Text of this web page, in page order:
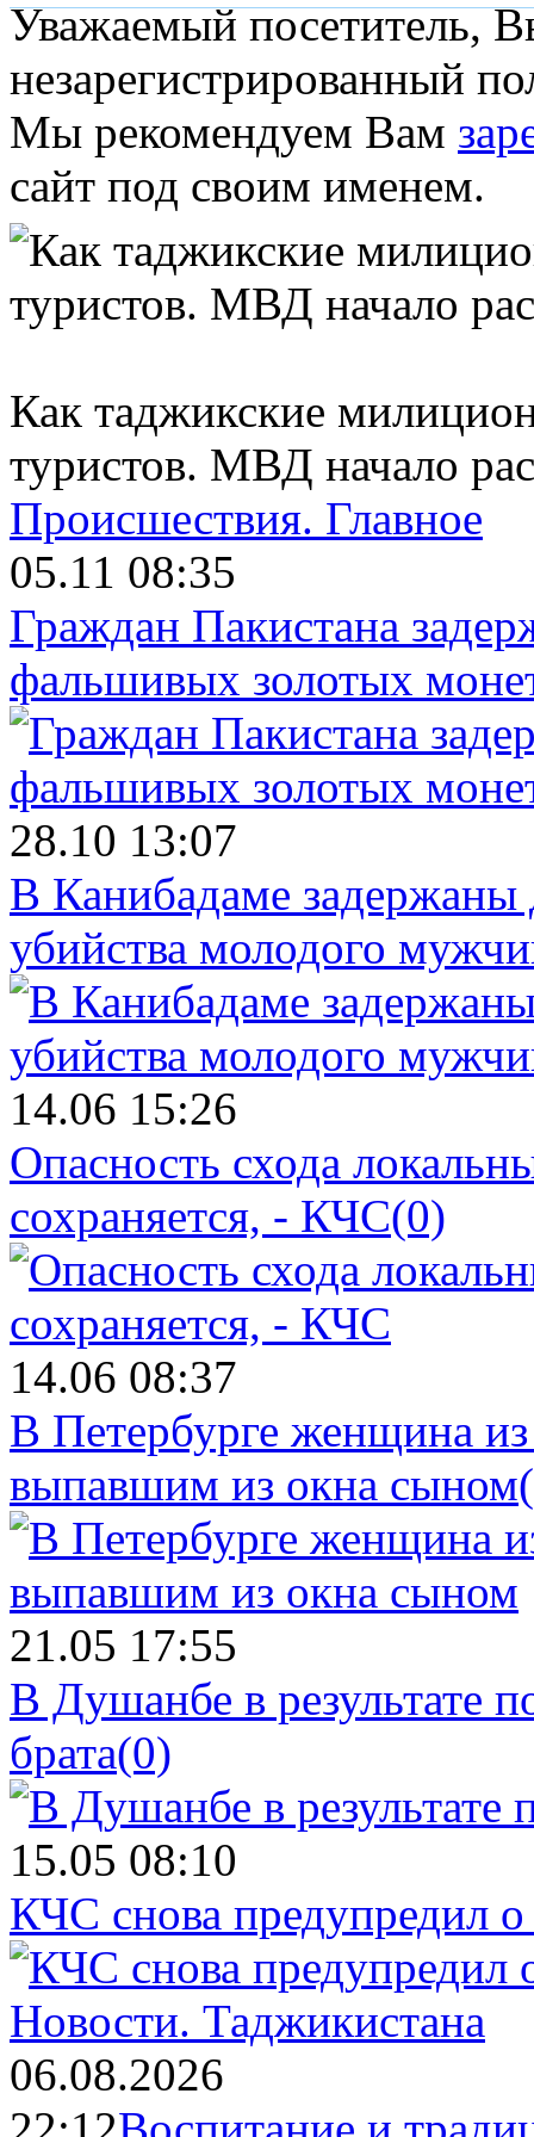
Уважаемый посетитель,
незарегистрированный
Мы рекомендуем Вам
сайт под своим именем.
Как таджикские
туристов. МВД начало
Происшествия. Главное
05.11 08:35
Граждан Пакистана
фальшивых золотых
28.10 13:07
В Канибадаме задержаны
убийства молодого
14.06 15:26
Опасность схода
сохраняется, - КЧС(0)
14.06 08:37
В Петербурге женщина
выпавшим из окна сыном
21.05 17:55
В Душанбе в результате
брата(0)
15.05 08:10
КЧС снова предупредил
Новости. Таджикистана
06.08.2026